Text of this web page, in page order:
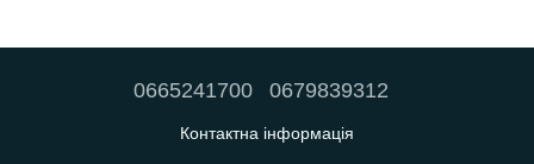
0665241700 0679839312
Контактна інформація